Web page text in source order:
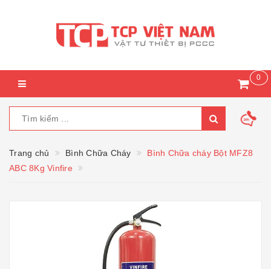
0
Trang chủ Bình Chữa Cháy
Bình Chữa cháy Bột MFZ8
ABC 8Kg Vinfire